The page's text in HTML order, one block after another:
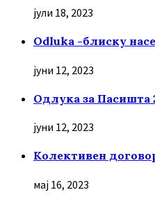
јули 18, 2023
Odluka -блиску
јуни 12, 2023
Oдлука за Пасишта
јуни 12, 2023
Колективен
мај 16, 2023